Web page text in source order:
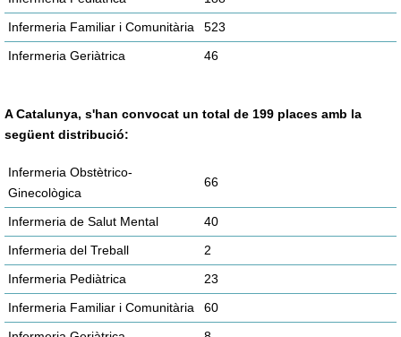
Infermeria Familiar i Comunitària
523
Infermeria Geriàtrica
46
A Catalunya, s'han convocat un total de 199 places amb la
següent distribució:
Infermeria Obstètrico-
Ginecològica
66
Infermeria de Salut Mental
40
Infermeria del Treball
2
Infermeria Pediàtrica
23
Infermeria Familiar i Comunitària
60